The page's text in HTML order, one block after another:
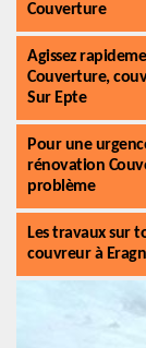
Couverture
Agissez
Couverture,
Sur Epte
Pour une
rénovation
problème
Les travaux sur
couvreur à